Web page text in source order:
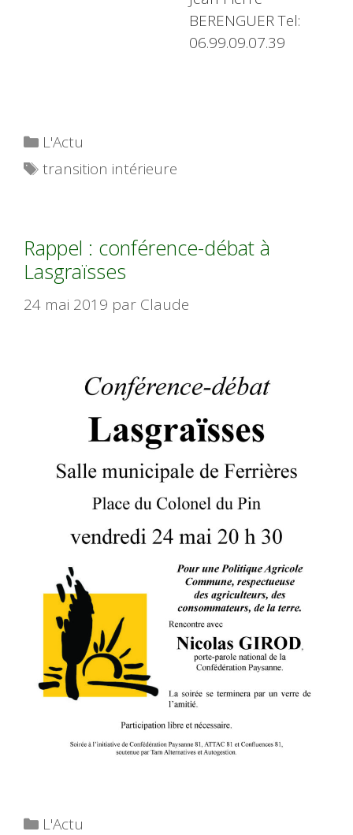
BERENGUER Tel:
06.99.09.07.39
Catégories
L'Actu
Étiquettes
transition intérieure
Rappel : conférence-débat à
Lasgraïsses
24 mai 2019 par Claude
Catégories
L'Actu